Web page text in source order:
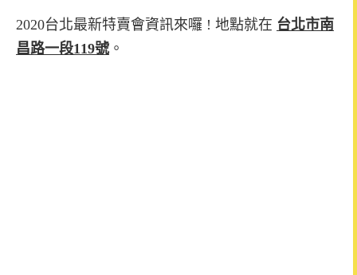
2020台北最新特賣會資訊來囉 ! 地點就在 台北市南
昌路一段119號。